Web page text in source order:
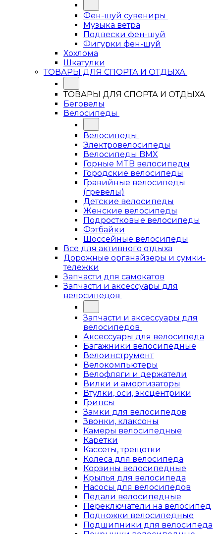
Фен-шуй сувениры
Музыка ветра
Подвески фен-шуй
Фигурки фен-шуй
Хохлома
Шкатулки
ТОВАРЫ ДЛЯ СПОРТА И ОТДЫХА
ТОВАРЫ ДЛЯ СПОРТА И ОТДЫХА
Беговелы
Велосипеды
Велосипеды
Электровелосипеды
Велосипеды BMX
Горные MTB велосипеды
Городские велосипеды
Гравийные велосипеды
(гревелы)
Детские велосипеды
Женские велосипеды
Подростковые велосипеды
Фэтбайки
Шоссейные велосипеды
Все для активного отдыха
Дорожные органайзеры и сумки-
тележки
Запчасти для самокатов
Запчасти и аксессуары для
велосипедов
Запчасти и аксессуары для
велосипедов
Аксессуары для велосипеда
Багажники велосипедные
Велоинструмент
Велокомпьютеры
Велофляги и держатели
Вилки и амортизаторы
Втулки, оси, эксцентрики
Грипсы
Замки для велосипедов
Звонки, клаксоны
Камеры велосипедные
Каретки
Кассеты, трещотки
Колёса для велосипеда
Корзины велосипедные
Крылья для велосипеда
Насосы для велосипедов
Педали велосипедные
Переключатели на велосипед
Подножки велосипедные
Подшипники для велосипеда